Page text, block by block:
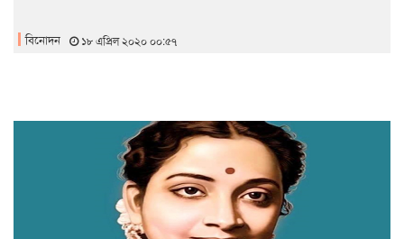
বিনোদন ১৮ এপ্রিল ২০২০ ০০:৫৭